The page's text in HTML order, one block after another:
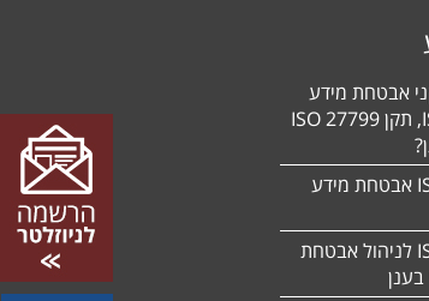
אבטחת מידע
הסמכה לתקן 27017 ISO אבטחת מידע
הסמכה לתקן ISO 27018 לניהול אבטחת